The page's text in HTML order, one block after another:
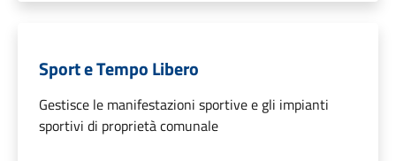
Sport e Tempo Libero
Gestisce le manifestazioni sportive e gli impianti
sportivi di proprietà comunale